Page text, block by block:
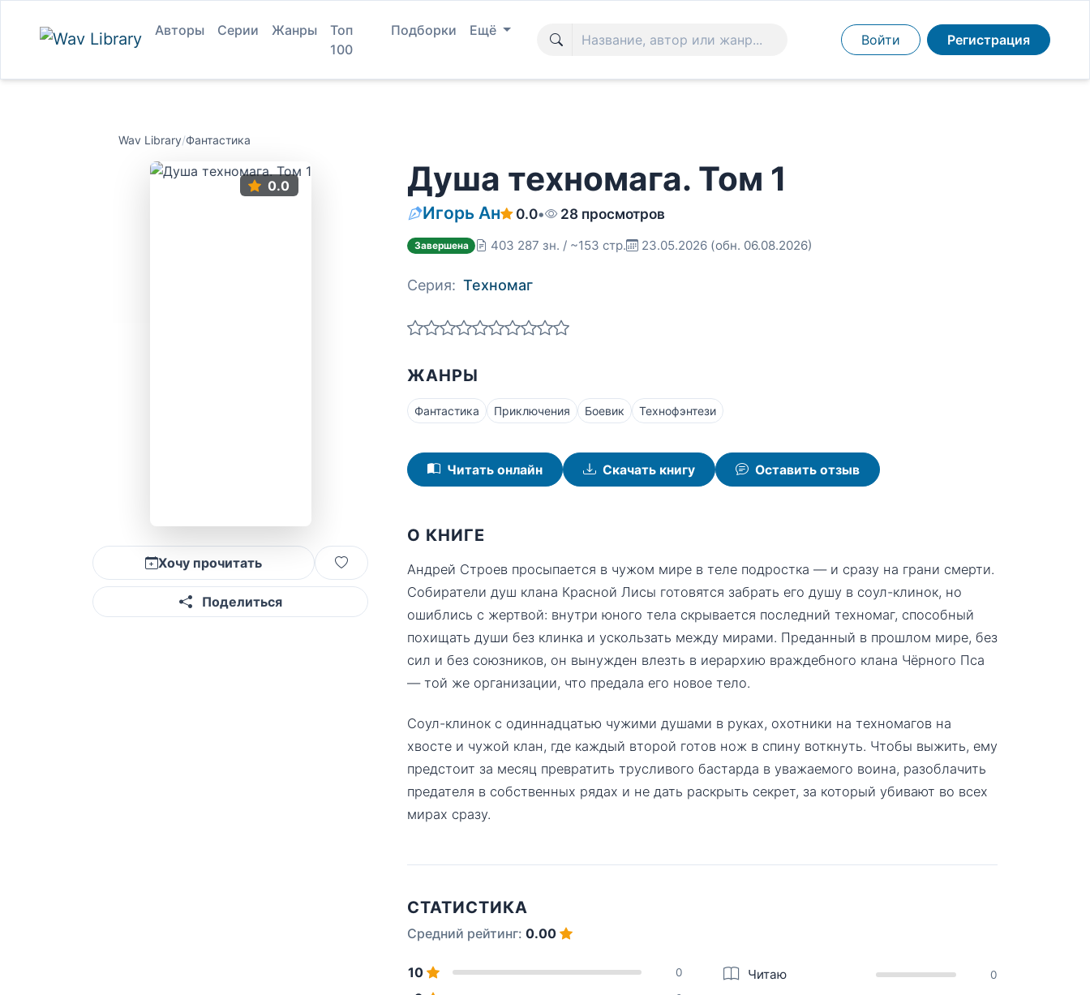
Авторы Серии Жанры
Топ
100
Подборки Ещё
Войти Регистрация
Wav Library/Фантастика
0.0
Хочу прочитать
Поделиться
Душа техномага. Том 1
Игорь Ан 0.0• 28 просмотров
Завершена 403 287 зн. / ~153 стр. 23.05.2026 (обн. 06.08.2026)
Серия: Техномаг
ЖАНРЫ
Фантастика Приключения Боевик Технофэнтези
Читать онлайн Скачать книгу Оставить отзыв
О КНИГЕ
Андрей Строев просыпается в чужом мире в теле подростка — и сразу на грани смерти.
Собиратели душ клана Красной Лисы готовятся забрать его душу в соул-клинок, но
ошиблись с жертвой: внутри юного тела скрывается последний техномаг, способный
похищать души без клинка и ускользать между мирами. Преданный в прошлом мире, без
сил и без союзников, он вынужден влезть в иерархию враждебного клана Чёрного Пса
— той же организации, что предала его новое тело.
Соул-клинок с одиннадцатью чужими душами в руках, охотники на техномагов на
хвосте и чужой клан, где каждый второй готов нож в спину воткнуть. Чтобы выжить, ему
предстоит за месяц превратить трусливого бастарда в уважаемого воина, разоблачить
предателя в собственных рядах и не дать раскрыть секрет, за который убивают во всех
мирах сразу.
СТАТИСТИКА
Средний рейтинг: 0.00
10 0 Читаю 0